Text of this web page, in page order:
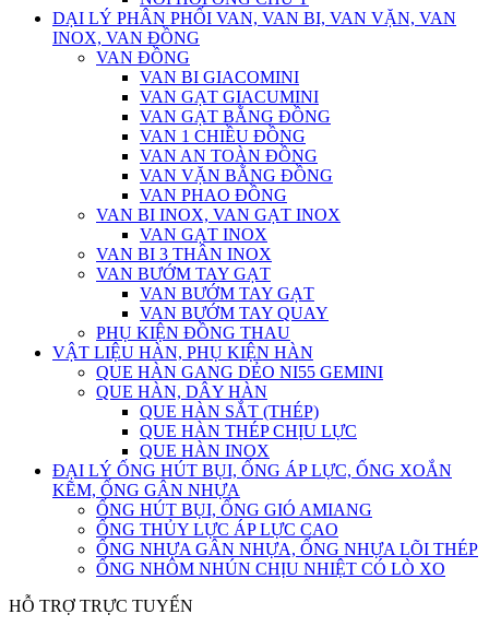
DẠI LÝ PHÂN PHỐI VAN, VAN BI, VAN VẶN, VAN
INOX, VAN ĐỒNG
VAN ĐỒNG
VAN BI GIACOMINI
VAN GẠT GIACUMINI
VAN GẠT BẰNG ĐỒNG
VAN 1 CHIỀU ĐỒNG
VAN AN TOÀN ĐỒNG
VAN VẶN BẰNG ĐỒNG
VAN PHAO ĐỒNG
VAN BI INOX, VAN GẠT INOX
VAN GẠT INOX
VAN BI 3 THÂN INOX
VAN BƯỚM TAY GẠT
VAN BƯỚM TAY GẠT
VAN BƯỚM TAY QUAY
PHỤ KIỆN ĐỒNG THAU
VẬT LIỆU HÀN, PHỤ KIỆN HÀN
QUE HÀN GANG DẺO NI55 GEMINI
QUE HÀN, DÂY HÀN
QUE HÀN SẮT (THÉP)
QUE HÀN THÉP CHỊU LỰC
QUE HÀN INOX
ĐẠI LÝ ỐNG HÚT BỤI, ỐNG ÁP LỰC, ỐNG XOẮN
KẼM, ỐNG GÂN NHỰA
ỐNG HÚT BỤI, ỐNG GIÓ AMIANG
ỐNG THỦY LỰC ÁP LỰC CAO
ỐNG NHỰA GÂN NHỰA, ỐNG NHỰA LÕI THÉP
ỐNG NHÔM NHÚN CHỊU NHIỆT CÓ LÒ XO
HỖ TRỢ TRỰC TUYẾN